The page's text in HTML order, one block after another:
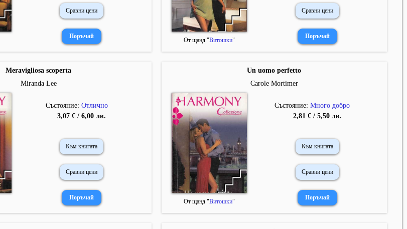
Сравни цени
От щанд "Витошки"
Сравни цени
Meravigliosa scoperta
Miranda Lee
Състояние: Отлично
3,07 € / 6,00 лв.
Към книгата
Сравни цени
Un uomo perfetto
Carole Mortimer
От щанд "Витошки"
Състояние:Много добро
2,81 € / 5,50 лв.
Към книгата
Сравни цени